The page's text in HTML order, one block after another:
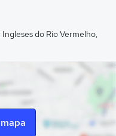
Centro Integrado de
que fomentam a
de informática,
suporte
do Rio Vermelho,